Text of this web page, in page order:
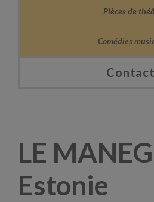
Pièces de
Comédies
LE
Estonie